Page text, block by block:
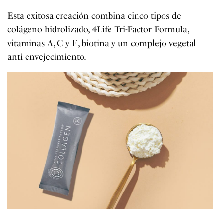
Esta exitosa creación combina cinco tipos de
colágeno hidrolizado, 4Life Tri-Factor Formula,
vitaminas A, C y E, biotina y un complejo vegetal
anti envejecimiento.